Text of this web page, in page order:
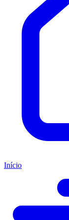
Início